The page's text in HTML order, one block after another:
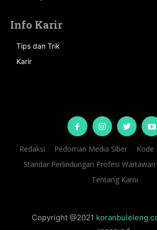
Info Karir
Tips dan Trik
Karir
Redaksi Pedoman Media Siber
Kode
Standar Perlindungan Profesi Wartawan
Tentang Kami
Copyright @2021